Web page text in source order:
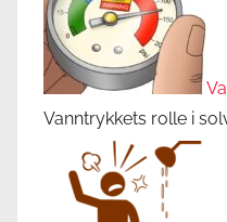
Vanntrykkets rolle i